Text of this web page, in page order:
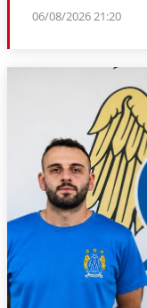
06/08/2026 21:20